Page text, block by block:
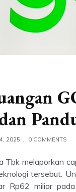
2025 0 COMMENTS
Tbk melaporkan
tersebut.
Rp62 miliar